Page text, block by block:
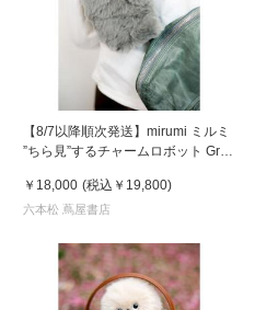
【8/7以降順次発送】mirumi ミルミ
”ちら見”するチャームロボット Gray
￥18,000 (税込 ￥19,800)
六本松 蔦屋書店